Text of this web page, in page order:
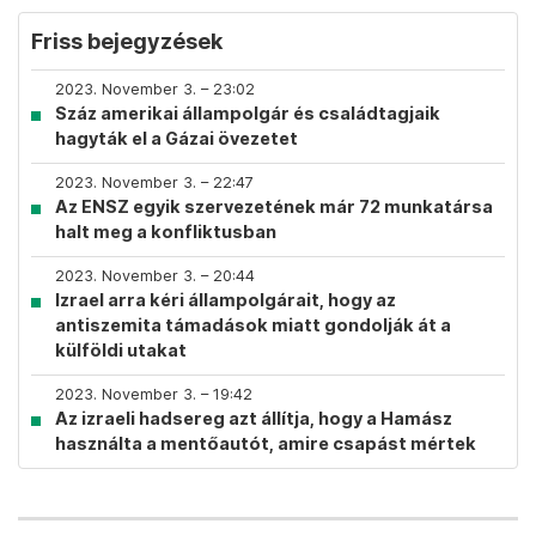
Friss bejegyzések
2023. November 3. – 23:02
Száz amerikai állampolgár és családtagjaik
hagyták el a Gázai övezetet
2023. November 3. – 22:47
Az ENSZ egyik szervezetének már 72 munkatársa
halt meg a konfliktusban
2023. November 3. – 20:44
Izrael arra kéri állampolgárait, hogy az
antiszemita támadások miatt gondolják át a
külföldi utakat
2023. November 3. – 19:42
Az izraeli hadsereg azt állítja, hogy a Hamász
használta a mentőautót, amire csapást mértek